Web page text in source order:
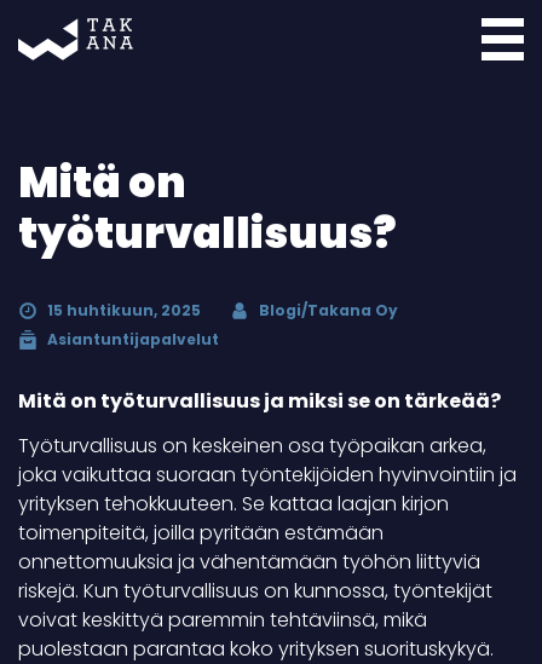
Mitä on
työturvallisuus?
15 huhtikuun, 2025
Blogi/Takana Oy
Asiantuntijapalvelut
Mitä on työturvallisuus ja miksi se on tärkeää?
Työturvallisuus on keskeinen osa työpaikan arkea,
joka vaikuttaa suoraan työntekijöiden hyvinvointiin ja
yrityksen tehokkuuteen. Se kattaa laajan kirjon
toimenpiteitä, joilla pyritään estämään
onnettomuuksia ja vähentämään työhön liittyviä
riskejä. Kun työturvallisuus on kunnossa, työntekijät
voivat keskittyä paremmin tehtäviinsä, mikä
puolestaan parantaa koko yrityksen suorituskykyä.